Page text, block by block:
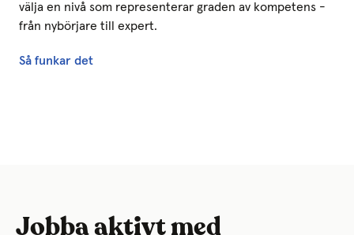
välja en nivå som representerar graden av kompetens -
från nybörjare till expert.
Så funkar det
Jobba aktivt med